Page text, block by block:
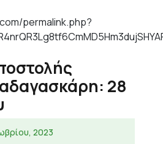
permalink.php?
28
2023